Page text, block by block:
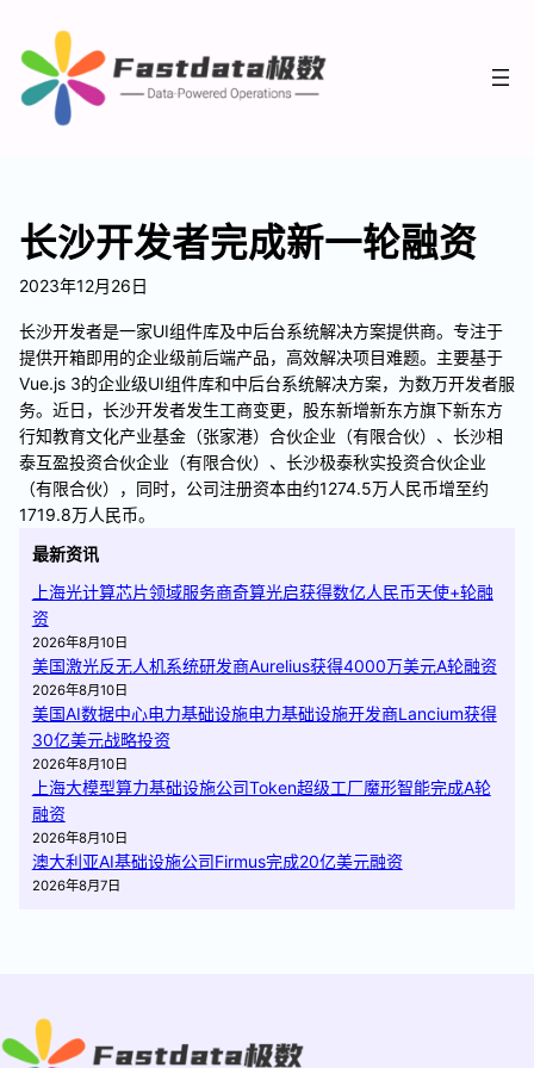
长沙开发者完成新一轮融资
2023年12月26日
长沙开发者是一家UI组件库及中后台系统解决方案提供商。专注于
提供开箱即用的企业级前后端产品，高效解决项目难题。主要基于
Vue.js 3的企业级UI组件库和中后台系统解决方案，为数万开发者服
务。近日，长沙开发者发生工商变更，股东新增新东方旗下新东方
行知教育文化产业基金（张家港）合伙企业（有限合伙）、长沙相
泰互盈投资合伙企业（有限合伙）、长沙极泰秋实投资合伙企业
（有限合伙），同时，公司注册资本由约1274.5万人民币增至约
1719.8万人民币。
最新资讯
上海光计算芯片领域服务商奇算光启获得数亿人民币天使+轮融
资
2026年8月10日
美国激光反无人机系统研发商Aurelius获得4000万美元A轮融资
2026年8月10日
美国AI数据中心电力基础设施电力基础设施开发商Lancium获得
30亿美元战略投资
2026年8月10日
上海大模型算力基础设施公司Token超级工厂魔形智能完成A轮
融资
2026年8月10日
澳大利亚AI基础设施公司Firmus完成20亿美元融资
2026年8月7日